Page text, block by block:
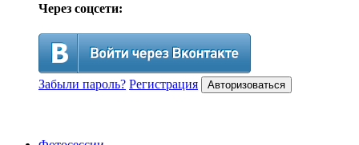
Через соцсети:
Забыли пароль? Регистрация Авторизоваться